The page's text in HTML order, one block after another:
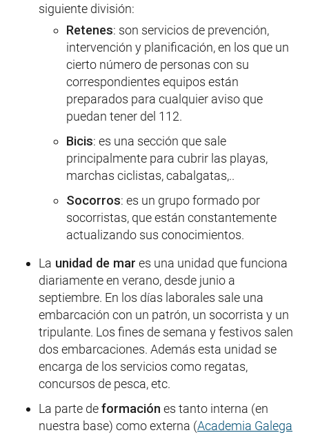
siguiente división:
Retenes: son servicios de prevención,
intervención y planificación, en los que un
cierto número de personas con su
correspondientes equipos están
preparados para cualquier aviso que
puedan tener del 112.
Bicis: es una sección que sale
principalmente para cubrir las playas,
marchas ciclistas, cabalgatas,..
Socorros: es un grupo formado por
socorristas, que están constantemente
actualizando sus conocimientos.
La unidad de mar es una unidad que funciona
diariamente en verano, desde junio a
septiembre. En los días laborales sale una
embarcación con un patrón, un socorrista y un
tripulante. Los fines de semana y festivos salen
dos embarcaciones. Además esta unidad se
encarga de los servicios como regatas,
concursos de pesca, etc.
La parte deformación es tanto interna (en
nuestra base) como externa (Academia Galega